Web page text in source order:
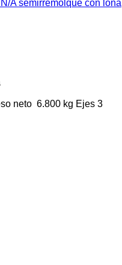
A semirremolque con lona
neto 6.800 kg Ejes 3